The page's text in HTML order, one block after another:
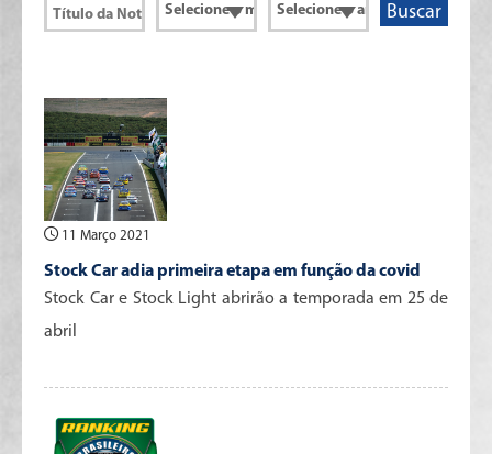
Buscar
11 Março 2021
Stock Car adia primeira etapa em função da covid
Stock Car e Stock Light abrirão a temporada em 25 de
abril